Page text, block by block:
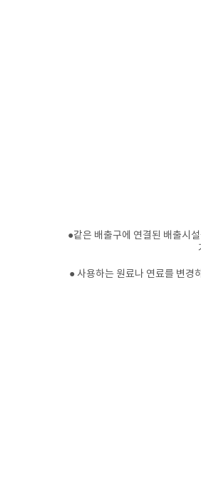
​●같은 배출구에 연결된 배출시
● 사용하는 원료나 연료를 변경